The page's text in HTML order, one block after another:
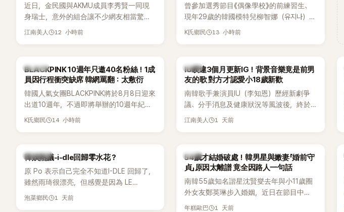
近日，金民國與AKMU成員李秀賢一同現
身瑞士，意外的組合讓不少網友相當驚
訝。兩人過去幾乎沒有公開交集，如今卻
江南美人 12 小時前
曾參加選秀節目《偶像學校》的前練習生、
現年29歲的韓國模特兒柳智娜（유지나），
近日無預警在社群平台公開一系列婚紗
K氏鄉民 13 小時前
K-POP
BLACKPINK 10週年只邀40名粉絲！1成
員因行程衝突缺席 韓網罵翻：太敷衍
韓國人氣女團BLACKPINK將於8月8日迎來
出道10週年，不過即將舉辦的10週年紀念
Meet & Greet活動，依舊無法看到四人合
絲熱議。
K氏鄉民 14 小時前
韓星
IU睽違3個月更新IG！背景音樂竟是前男
友的歌 對方才認愛小18歲新歡
南韓歌手兼演員IU（李知恩）歷經新劇爭
議、分手消息及健康狀況等風波後，終於
睽違3個月更新社群平台，一口氣曬出20
音樂，意外掀起韓網討論。
江南美人 1 天前
熱議討論
韓娛熱議-i-dle回歸零水花？
原 Po 表示自己完全不知道I-DLE 回歸了，
雖然雨琦很漂亮，但感覺是因為 LE
SSERAFIM 和 aespa 佔據了市場。
泡菜鄉民 1 天前
韓星
54歲才結婚破處！韓男星與嫩妻「婚前守
貞」原因太離譜 竟全因路人一句話
南韓55歲知名諧星沈賢燮去年與小11歲圈
外女友鄭英琳步入婚姻，近日在節目中分
享與妻子的戀愛故事，笑稱兩人原本想享
年糕歐巴 1 天前